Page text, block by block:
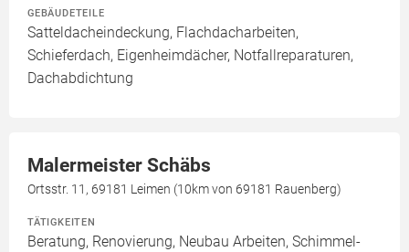
GEBÄUDETEILE
Satteldacheindeckung, Flachdacharbeiten,
Schieferdach, Eigenheimdächer, Notfallreparaturen,
Dachabdichtung
Malermeister Schäbs
Ortsstr. 11, 69181 Leimen (10km von 69181 Rauenberg)
TÄTIGKEITEN
Beratung, Renovierung, Neubau Arbeiten, Schimmel-